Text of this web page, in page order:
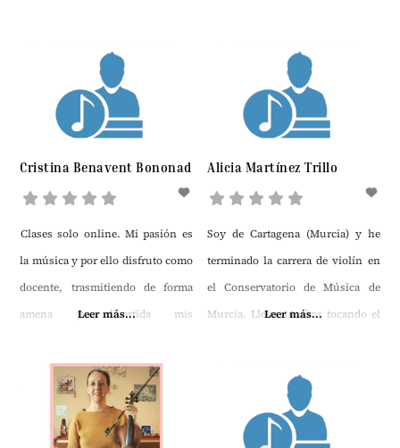
Superior en Conservatorio
Esteban Salas de la Ciudad de
Santiago de Cuba. Imparte Clases
desde 7 a 18 años
Cristina Benavent Bononad
Clases solo online. Mi pasión es
la música y por ello disfruto como
docente, trasmitiendo de forma
amena y divertida mis
adapto a todos los formatos
(clases individuales o colectivas)
y edades (adultos, jóvenes y
Leer más...
Alicia Martínez Trillo
Soy de Cartagena (Murcia) y he
terminado la carrera de violín en
el Conservatorio de Música de
Murcia. Llevo 14 años tocando el
domicilio para alumnos por la
zona de Cartagena, Los Alcázares,
Leer más...